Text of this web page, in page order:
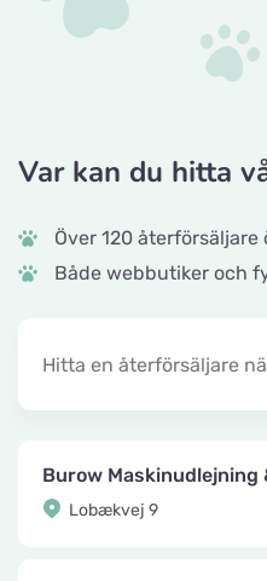
Var kan du hitta
Över 120
Både webbutiker och
Burow Maskinudlejning
Lobækvej 9